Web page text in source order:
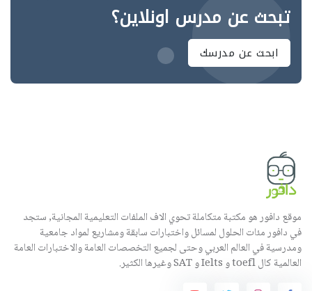
تبحث عن مدرس اونلاين؟
ابحث عن مدرسك
موقع دافور هو مكتبة متكاملة تحوي الاف الملفات التعليمية المجانية, ستجد
في دافور مئات الحلول لمسائل واختبارات سابقة ومشاريع لمواد جامعية
ومدرسية في العالم العربي وحتى لجميع التخصصات العامة والاختبارات العامة
العالمية كال toefl و Ielts و SAT وغيرها الكثير.